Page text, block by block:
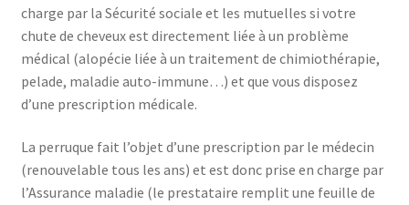
Les conditions de prise en charge par la Sécurité Sociale
Liens utiles
Mon compte
charge par la Sécurité sociale et les mutuelles si votre
chute de cheveux est directement liée à un problème
médical (alopécie liée à un traitement de chimiothérapie,
pelade, maladie auto-immune…) et que vous disposez
d’une prescription médicale.
La perruque fait l’objet d’une prescription par le médecin
(renouvelable tous les ans) et est donc prise en charge par
l’Assurance maladie (le prestataire remplit une feuille de